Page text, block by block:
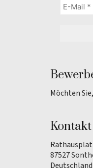
Möchten
Kontakt
87527
Deutschland